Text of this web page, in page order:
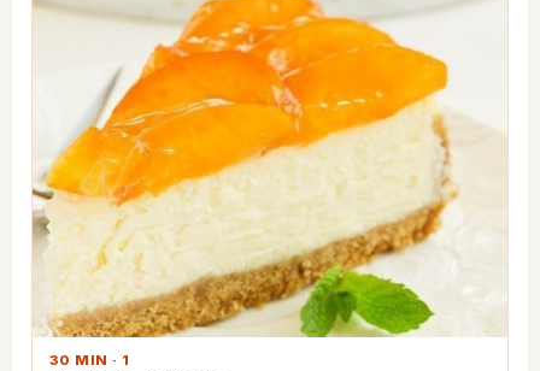
30 MIN · 1